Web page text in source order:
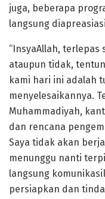
juga, beberapa
langsung
“InsyaAllah, terlepas
ataupun tidak,
kami hari ini adalah
menyelesaikannya.
Muhammadiyah,
dan rencana
Saya tidak akan
menunggu nanti
langsung
persiapkan dan